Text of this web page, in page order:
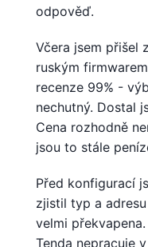
odpověď.
Včera jsem přišel
ruským
recenze 99% -
nechutný. Dostal
Cena rozhodně
jsou to stále
Před konfigurací
zjistil typ a
velmi
Tenda nepracuje